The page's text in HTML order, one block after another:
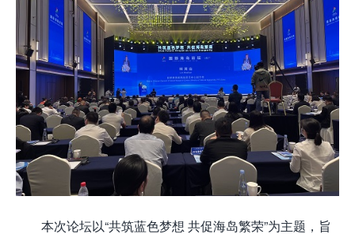
本次论坛以“共筑蓝色梦想 共促海岛繁荣”为主题，旨